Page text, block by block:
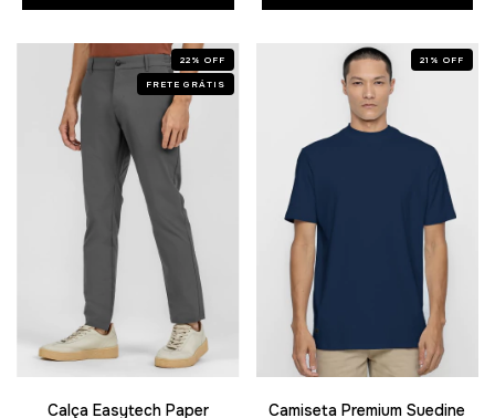
22 % OFF
FRETE GRÁTIS
Calça Easytech Paper
21 % OFF
Camiseta Premium Suedine